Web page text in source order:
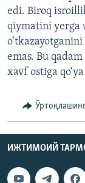
edi. Biroq
qiymatini yerga
o‘tkazayotganini
emas. Bu
xavf ostiga
ИЖТИМОИЙ